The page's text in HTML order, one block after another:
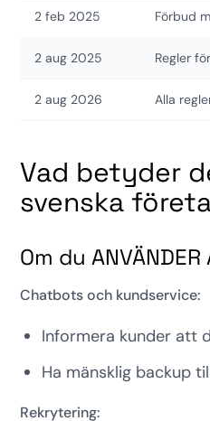
2 feb 2025 Förbud
2 aug 2025 Regler
2 aug 2026 Alla
Vad betyder
svenska
Om du ANVÄNDER
Chatbots och kundservice:
Informera kunder att
Ha mänsklig backup
Rekrytering: